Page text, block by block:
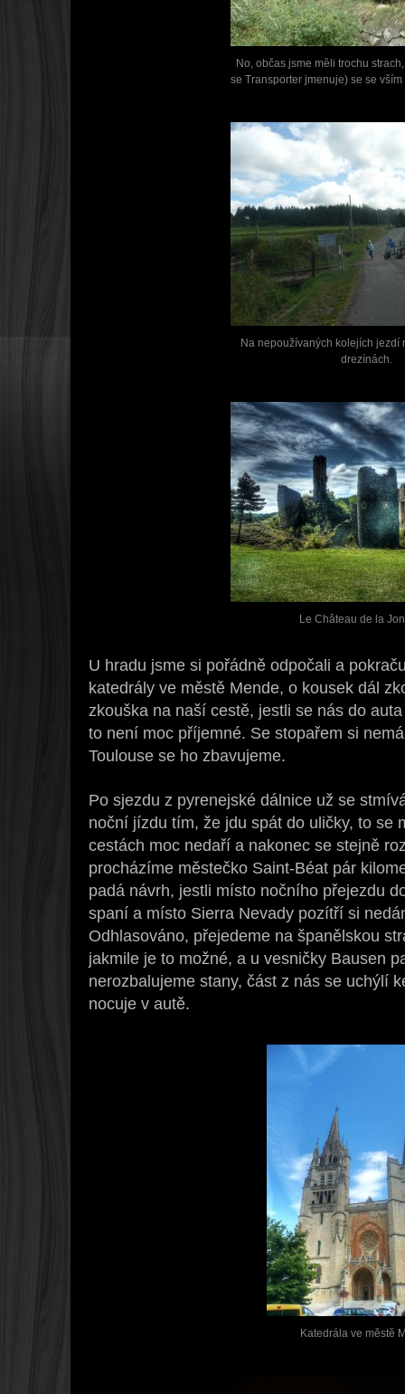
No, občas jsme měli trochu
se Transporter jmenuje) se se
Na nepoužívaných kolejích jezdí
drezínách.
Le Château de la
U hradu jsme si pořádně odpočali a
katedrály ve městě Mende, o kousek dál
zkouška na naší cestě, jestli se nás do
to není moc příjemné. Se stopařem si
Toulouse se ho zbavujeme.
Po sjezdu z pyrenejské dálnice už se
noční jízdu tím, že jdu spát do uličky, to se
cestách moc nedaří a nakonec se stejně
procházíme městečko Saint-Béat pár
padá návrh, jestli místo nočního přejezdu
spaní a místo Sierra Nevady pozítří si
Odhlasováno, přejedeme na španělskou
jakmile je to možné, a u vesničky Bausen
nerozbalujeme stany, část z nás se uchýlí
nocuje v autě.
Katedrála ve městě